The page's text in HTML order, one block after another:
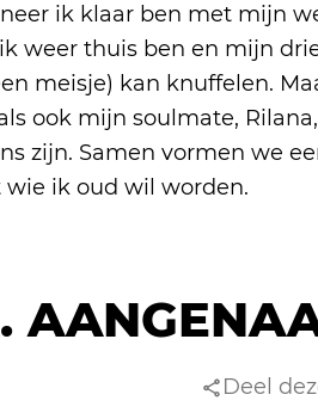
ik klaar ben met mijn
weer thuis ben en mijn
meisje) kan knuffelen.
ook mijn soulmate,
zijn. Samen vormen we
ik oud wil worden.
Deel